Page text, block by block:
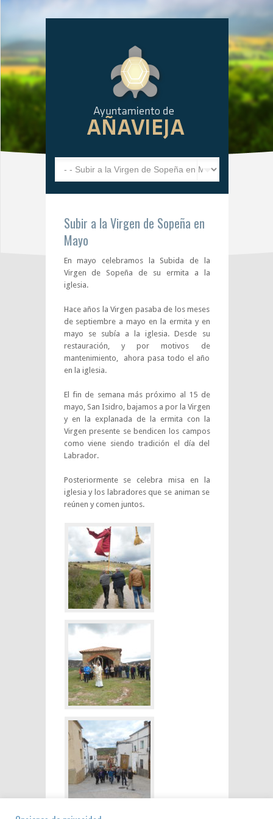
Subir a la Virgen de Sopeña en
Mayo
En mayo celebramos la Subida de la
Virgen de Sopeña de su ermita a la
iglesia.
Hace años la Virgen pasaba de los meses
de septiembre a mayo en la ermita y en
mayo se subía a la iglesia. Desde su
restauración, y por motivos de
mantenimiento, ahora pasa todo el año
en la iglesia.
El fin de semana más próximo al 15 de
mayo, San Isidro, bajamos a por la Virgen
y en la explanada de la ermita con la
Virgen presente se bendicen los campos
como viene siendo tradición el día del
Labrador.
Posteriormente se celebra misa en la
iglesia y los labradores que se animan se
reúnen y comen juntos.